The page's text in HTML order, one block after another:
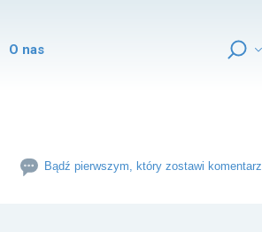
O nas
Bądź pierwszym, który zostawi komentarz